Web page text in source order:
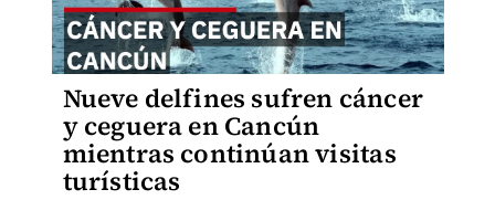
Nueve delfines sufren cáncer
y ceguera en Cancún
mientras continúan visitas
turísticas